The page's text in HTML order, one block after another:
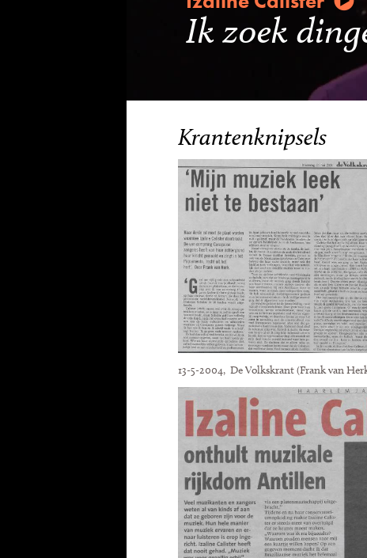
Ik zoek
Krantenknipsels
13-5-2004, De Volkskrant (Frank van